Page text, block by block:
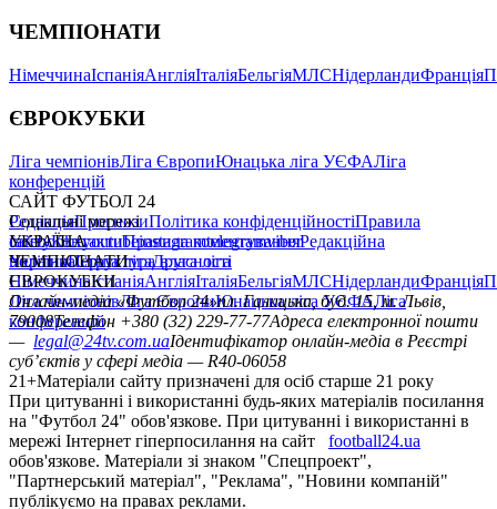
ЧЕМПІОНАТИ
НімеччинаІспаніяАнгліяІталіяБельгіяМЛСНідерландиФранція
ЄВРОКУБКИ
Ліга чемпіонівЛіга ЄвропиЮнацька ліга УЄФАЛіга
конференцій
САЙТ ФУТБОЛ 24
РедакціяПрогнозиПолітика конфіденційностіПравила
сайтуКонтактиПравила коментуванняРедакційна
політикаСтруктура власності
Соціальні мережі
facebookxyoutubeinstagramtelegramviber
УКРАЇНА
УкраїнаПерша лігаДруга ліга
ЧЕМПІОНАТИ
НімеччинаІспаніяАнгліяІталіяБельгіяМЛСНідерландиФранція
ЄВРОКУБКИ
Ліга чемпіонівЛіга ЄвропиЮнацька ліга УЄФАЛіга
конференцій
Онлайн-медіа «Футбол 24»пл. Галицька, буд. 15, м. Львів,
79008Телефон +380 (32) 229-77-77Адреса електронної пошти
— legal@24tv.com.uaІдентифікатор онлайн-медіа в Реєстрі
суб’єктів у сфері медіа — R40-06058
21+Матеріали сайту призначені для осіб старше 21 року
При цитуванні і використанні будь-яких матеріалів посилання
на "Футбол 24" обов'язкове. При цитуванні і використанні в
мережі Інтернет гіперпосилання на сайт
football24.ua
обов'язкове. Матеріали зі знаком "Спецпроект",
"Партнерський матеріал", "Реклама", "Новини компаній"
публікуємо на правах реклами.